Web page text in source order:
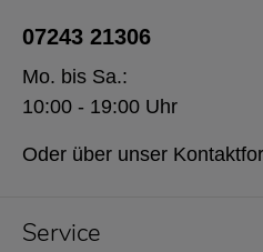
Service
07243 21306
Mo. bis Sa.:
10:00 - 19:00 Uhr
Oder über unser